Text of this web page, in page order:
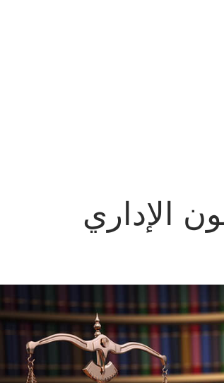
الإداري